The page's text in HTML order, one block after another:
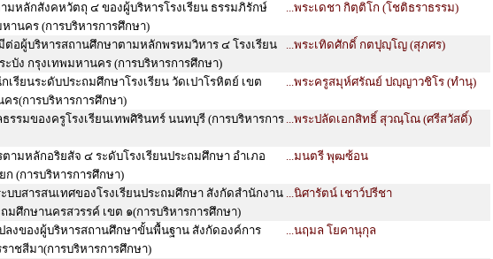
มหลักสังคหวัตถุ ๔ ของผู้บริหารโรงเรียน ธรรมภิรักษ์
านคร (การบริหารการศึกษา)
...พระเดชา กิตฺติโก (โชติธราธรรม)
อผู้บริหารสถานศึกษาตามหลักพรหมวิหาร ๔ โรงเรียน
บัง กรุงเทพมหานคร (การบริหารการศึกษา)
...พระเทิดศักดิ์ กตปุญฺโญ (สุภศร)
เรียนระดับประถมศึกษาโรงเรียน วัดเปาโรหิตย์ เขต
ร(การบริหารการศึกษา)
...พระครูสมุห์ศรัณย์ ปญฺญาวชิโร (ทำนุ)
รรมของครูโรงเรียนเทพศิรินทร์ นนทบุรี (การบริหารการ ...พระปลัดเอกสิทธิ์ สุวณฺโณ (ศรีสวัสดิ์)
ตามหลักอริยสัจ ๔ ระดับโรงเรียนประถมศึกษา อำเภอ
(การบริหารการศึกษา)
...มนตรี พุฒซ้อน
บบสารสนเทศของโรงเรียนประถมศึกษา สังกัดสำนักงาน
มศึกษานครสวรรค์ เขต ๑(การบริหารการศึกษา)
...นิศารัตน์ เชาว์ปรีชา
ลงของผู้บริหารสถานศึกษาขั้นพื้นฐาน สังกัดองค์การ
าชสีมา(การบริหารการศึกษา)
...นฤมล โยคานุกุล